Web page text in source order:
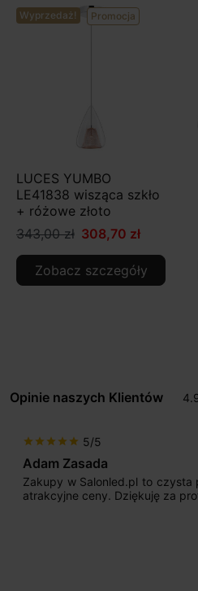
Wyprzedaż! Promocja
LUCES YUMBO
LE41838 wisząca szkło
+ różowe złoto
343,00 zł 308,70 zł
Zobacz szczegóły
Opinie naszych Klientów
star star star star star 5/5
Adam Zasada
Zakupy w Salonled.pl to
atrakcyjne ceny. Dziękuję za